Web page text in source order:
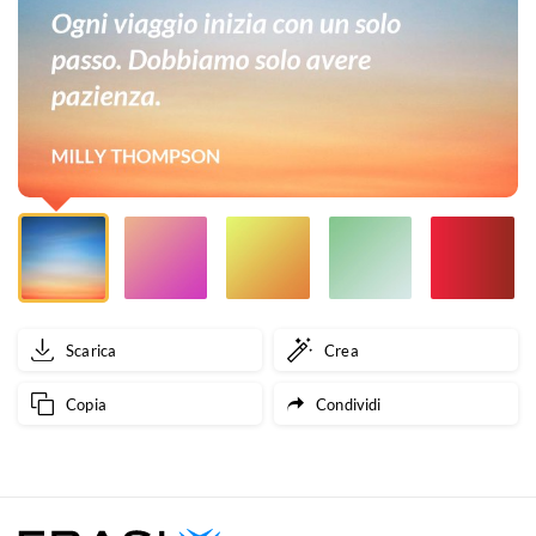
passo.
Dobbiamo
solo
avere
pazienza.
Scarica Crea
Copia Condividi